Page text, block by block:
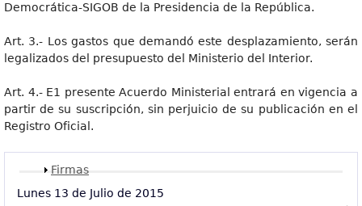
Democrática-SIGOB de la Presidencia de la República.
Art. 3.- Los gastos que demandó este desplazamiento, serán
legalizados del presupuesto del Ministerio del Interior.
Art. 4.- E1 presente Acuerdo Ministerial entrará en vigencia a
partir de su suscripción, sin perjuicio de su publicación en el
Registro Oficial.
Mostrar
Firmas
Lunes 13 de Julio de 2015